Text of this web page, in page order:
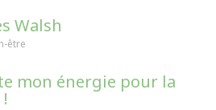
Walsh
être
mon énergie pour la